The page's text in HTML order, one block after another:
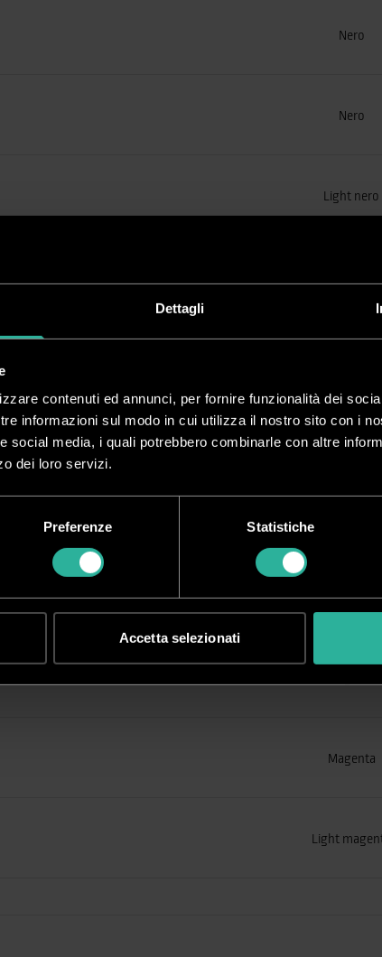
Dettagli
contenuti ed annunci, per fornire funzionalità dei
informazioni sul modo in cui utilizza il nostro sito con i
social media, i quali potrebbero combinarle con altre
dei loro servizi.
Preferenze Statistiche
Accetta selezionati
Nero
Nero
Light nero
Light ciano
Ciano
Magenta
Light